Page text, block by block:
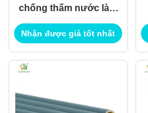
chống thấm nước làm
vật liệu phủ tường
trang trí Ứng dụng
Nhận được giá tốt nhất